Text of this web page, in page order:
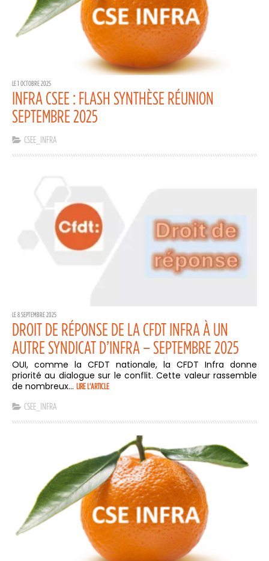
LE 1 OCTOBRE 2025
INFRA CSEE : FLASH SYNTHÈSE RÉUNION
SEPTEMBRE 2025
CSEE_INFRA
LE 8 SEPTEMBRE 2025
DROIT DE RÉPONSE DE LA CFDT INFRA À UN
AUTRE SYNDICAT D’INFRA – SEPTEMBRE 2025
OUI, comme la CFDT nationale, la CFDT Infra donne
priorité au dialogue sur le conflit. Cette valeur rassemble
de nombreux... LIRE L'ARTICLE
CSEE_INFRA